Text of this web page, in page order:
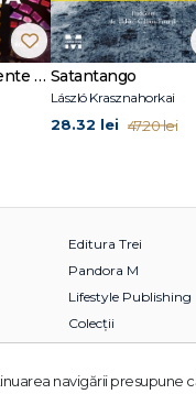
Vitraliu din fragmente de fantomă Satantango
László Krasznahorkai
28.32 lei 47.20 lei
Editura Trei
Pandora M
Lifestyle Publishing
Colecții
TREI. Toate drepturile
navigării presupune